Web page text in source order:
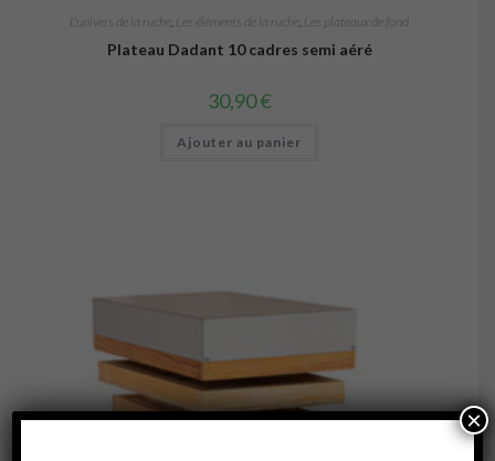
L'univers de la ruche , Les éléments de la ruche , Les plateaux de fond
Plateau Dadant 10 cadres semi aéré
30,90€
Ajouter au panier
×